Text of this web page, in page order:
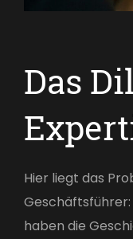
Das
Hier liegt das
Geschäftsführer:
haben die